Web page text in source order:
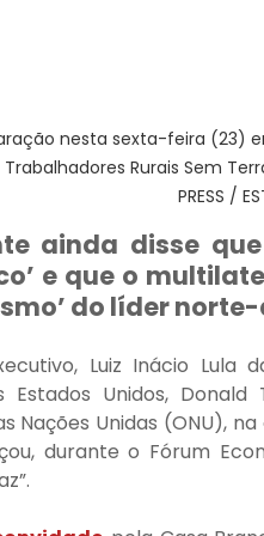
nesta sexta-feira (23)
Rurais Sem
PRESS /
ainda disse
e que o
do líder
Luiz Inácio Lula
Estados Unidos,
Nações Unidas (ONU),
durante o Fórum